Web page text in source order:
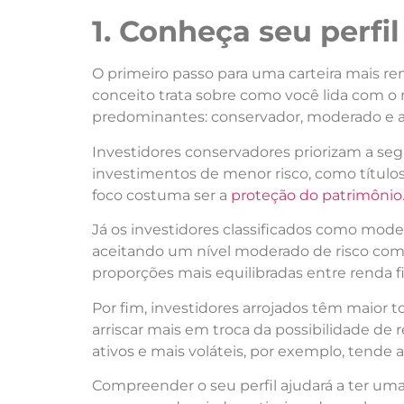
1. Conheça seu
O primeiro passo para uma carteira mais
conceito trata sobre como você lida com o
predominantes: conservador, moderado e
Investidores conservadores priorizam a
investimentos de menor risco, como
foco costuma ser a proteção do patrimônio.
Já os investidores classificados como
aceitando um nível moderado de risco
proporções mais equilibradas entre renda
Por fim, investidores arrojados têm maior
arriscar mais em troca da possibilidade de
ativos e mais voláteis, por exemplo, tende
Compreender o seu perfil ajudará a ter